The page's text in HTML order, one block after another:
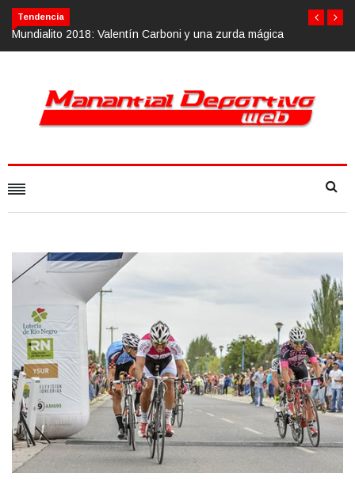
Tendencia
Calvario Race 2018, 10 de noviembre